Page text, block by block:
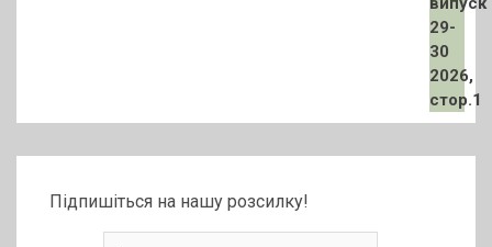
Підпишіться на нашу розсилку!